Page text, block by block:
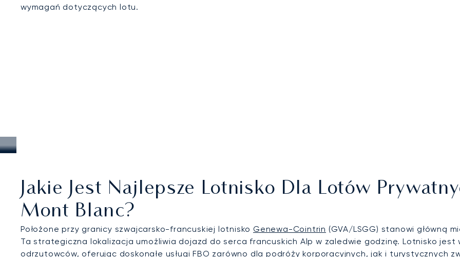
wymagań dotyczących lotu.
Jakie Jest Najlepsze Lotnisko Dla Lotów
Mont Blanc?
Położone przy granicy szwajcarsko-francuskiej lotnisko Genewa-Cointrin (GVA/LSGG) stanowi główną
Ta strategiczna lokalizacja umożliwia dojazd do serca francuskich Alp w zaledwie godzinę. Lotnisko jest
odrzutowców, oferując doskonałe usługi FBO zarówno dla podróży korporacyjnych, jak i turystycznych